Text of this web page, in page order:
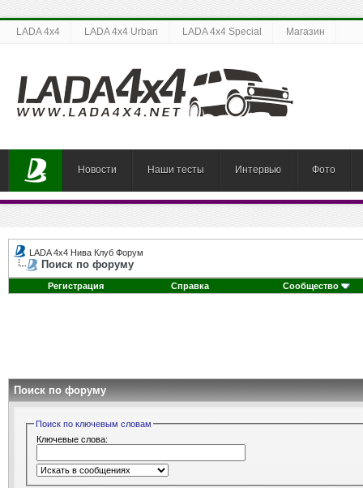
LADA 4x4 LADA 4x4 Urban LADA 4x4 Special Магазин
Новости Наши тесты Интервью Фото
LADA 4x4 Нива Клуб Форум
Поиск по форуму
Регистрация Справка Сообщество
Поиск по форуму
Поиск по ключевым словам
Ключевые слова: